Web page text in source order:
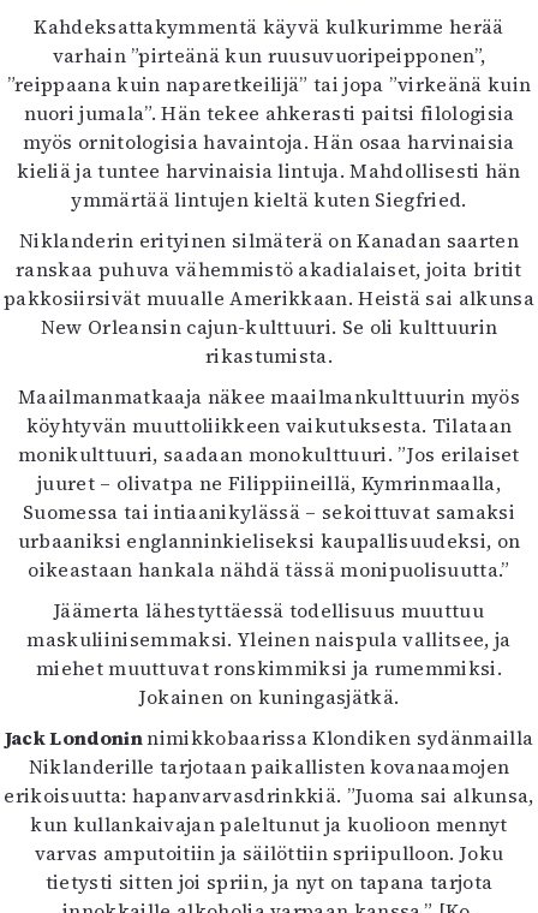
Kahdeksattakymmentä käyvä kulkurimme herää
varhain ”pirteänä kun ruusuvuoripeipponen”,
”reippaana kuin naparetkeilijä” tai jopa ”virkeänä kuin
nuori jumala”. Hän tekee ahkerasti paitsi filologisia
myös ornitologisia havaintoja. Hän osaa harvinaisia
kieliä ja tuntee harvinaisia lintuja. Mahdollisesti hän
ymmärtää lintujen kieltä kuten Siegfried.
Niklanderin erityinen silmäterä on Kanadan saarten
ranskaa puhuva vähemmistö akadialaiset, joita britit
pakkosiirsivät muualle Amerikkaan. Heistä sai alkunsa
New Orleansin cajun-kulttuuri. Se oli kulttuurin
rikastumista.
Maailmanmatkaaja näkee maailmankulttuurin myös
köyhtyvän muuttoliikkeen vaikutuksesta. Tilataan
monikulttuuri, saadaan monokulttuuri. ”Jos erilaiset
juuret – olivatpa ne Filippiineillä, Kymrinmaalla,
Suomessa tai intiaanikylässä – sekoittuvat samaksi
urbaaniksi englanninkieliseksi kaupallisuudeksi, on
oikeastaan hankala nähdä tässä monipuolisuutta.”
Jäämerta lähestyttäessä todellisuus muuttuu
maskuliinisemmaksi. Yleinen naispula vallitsee, ja
miehet muuttuvat ronskimmiksi ja rumemmiksi.
Jokainen on kuningasjätkä.
Jack Londoninnimikkobaarissa Klondiken sydänmailla
Niklanderille tarjotaan paikallisten kovanaamojen
erikoisuutta: hapanvarvasdrinkkiä. ”Juoma sai alkunsa,
kun kullankaivajan paleltunut ja kuolioon mennyt
varvas amputoitiin ja säilöttiin spriipulloon. Joku
tietysti sitten joi spriin, ja nyt on tapana tarjota